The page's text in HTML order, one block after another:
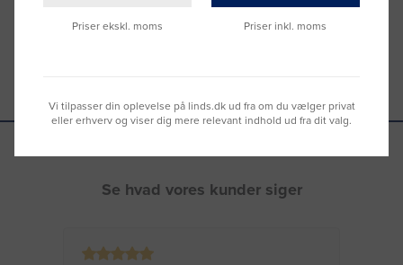
Se hvad vores kunder siger
Priser ekskl. moms Priser inkl. moms
Vi tilpasser din oplevelse på linds.dk ud fra om du vælger privat
eller erhverv og viser dig mere relevant indhold ud fra dit valg.